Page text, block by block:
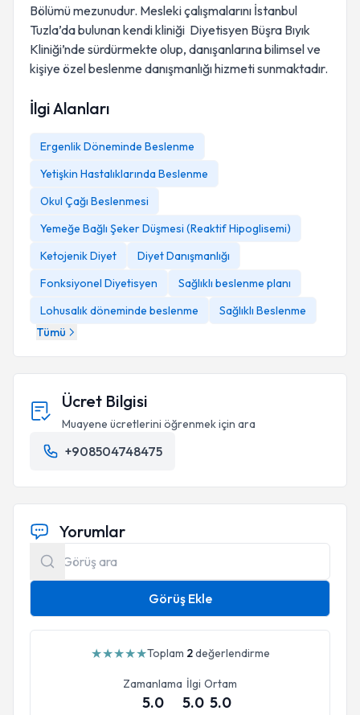
Bölümü mezunudur. Mesleki çalışmalarını İstanbul
Tuzla’da bulunan kendi kliniği Diyetisyen Büşra Bıyık
Kliniği’nde sürdürmekte olup, danışanlarına bilimsel ve
kişiye özel beslenme danışmanlığı hizmeti sunmaktadır.
İlgi Alanları
Ergenlik Döneminde Beslenme
Yetişkin Hastalıklarında Beslenme
Okul Çağı Beslenmesi
Yemeğe Bağlı Şeker Düşmesi (Reaktif Hipoglisemi)
Ketojenik Diyet
Diyet Danışmanlığı
Fonksiyonel Diyetisyen
Sağlıklı beslenme planı
Lohusalık döneminde beslenme
Sağlıklı Beslenme
Tümü
Ücret Bilgisi
Muayene ücretlerini öğrenmek için ara
+908504748475
Yorumlar
Görüş Ekle
★★★★★Toplam 2değerlendirme
Zamanlama
5.0
İlgi
5.0
Ortam
5.0